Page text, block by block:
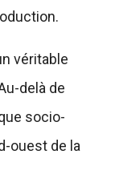
véritable
delà de
socio-
ouest de la